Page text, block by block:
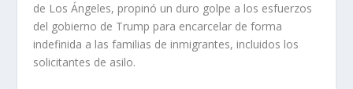
de Los Ángeles, propinó un duro golpe a los esfuerzos
del gobierno de Trump para encarcelar de forma
indefinida a las familias de inmigrantes, incluidos los
solicitantes de asilo.